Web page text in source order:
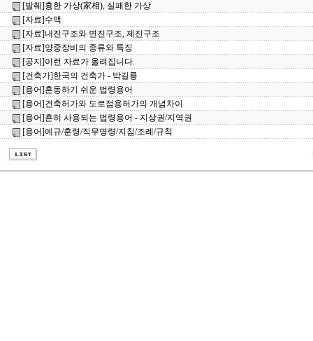
[발췌]흉한 가상(家相), 실패한 가상
[자료]수맥
[자료]내진구조와 면진구조, 제진구조
[자료]양중장비의 종류와 특징
[공지]이런 자료가 올려집니다.
[건축가]한국의 건축가 - 박길룡
[용어]혼동하기 쉬운 법령용어
[용어]건축허가와 도로점용허가의 개념차이
[용어]흔히 사용되는 법령용어 - 지상권/지역권
[용어]예규/훈령/직무명령/지침/조례/규칙